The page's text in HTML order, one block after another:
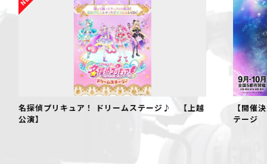
ームステージ♪ 【上越
【開催決定！】仮面ライダーゼッツ